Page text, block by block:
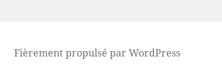
Fièrement propulsé par WordPress